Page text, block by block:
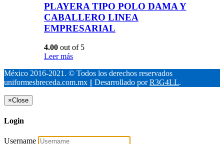
PLAYERA TIPO POLO DAMA Y
CABALLERO LINEA
EMPRESARIAL
4.00 out of 5
Leer más
México 2016-2021. © Todos los derechos reservados
uniformesbreceda.com.mx || Desarrollado porR3G4LL.
×Close
Login
Username